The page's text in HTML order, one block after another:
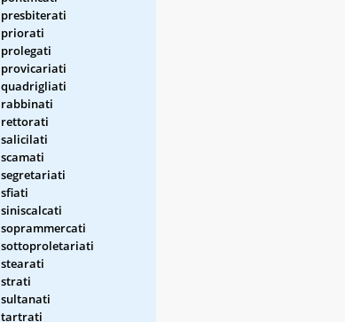
presbiterati
priorati
prolegati
provicariati
quadrigliati
rabbinati
rettorati
salicilati
scamati
segretariati
sfiati
siniscalcati
soprammercati
sottoproletariati
stearati
strati
sultanati
tartrati